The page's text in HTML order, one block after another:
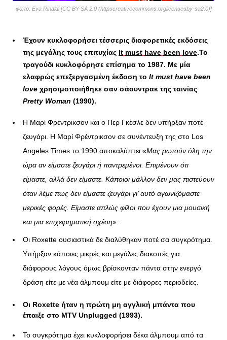
φωτο: Eva Rinaldi [CC BY-SA 2.0 (httpscreativecommons.orglicensesby-sa2.0)]
Έχουν κυκλοφορήσει τέσσερις διαφορετικές εκδόσεις
της μεγάλης τους επιτυχίας It must have been love.Το
τραγούδι κυκλοφόρησε επίσημα το 1987. Με μία
ελαφρώς επεξεργασμένη έκδοση το It must have been
love χρησιμοποιήθηκε σαν σάουντρακ της ταινίας
Pretty Woman (1990).
Η Μαρί Φρέντρικσον και ο Περ Γκέσλε δεν υπήρξαν ποτέ
ζευγάρι. Η Μαρί Φρέντρικσον σε συνέντευξη της στο Los
Angeles Times το 1990 αποκαλύπτει «Μας ρωτούν όλη την
ώρα αν είμαστε ζευγάρι ή παντρεμένοι. Επιμένουν ότι
είμαστε, αλλά δεν είμαστε. Κάποιοι μάλλον δεν μας πιστεύουν
όταν λέμε πως δεν είμαστε ζευγάρι γι’ αυτό αγωνιζόμαστε
μερικές φορές. Είμαστε απλώς φίλοι που έχουν μια μουσική
και μια επιχειρηματική σχέση».
Οι Roxette ουσιαστικά δε διαλύθηκαν ποτέ σα συγκρότημα.
Υπήρξαν κάποιες μικρές και μεγάλες διακοπές για
διάφορους λόγους όμως βρίσκονταν πάντα στην ενεργό
δράση είτε με νέα άλμπουμ είτε με διάφορες περιοδείες.
Οι Roxette ήταν η πρώτη μη αγγλική μπάντα που
έπαιξε στο MTV Unplugged (1993).
Το συγκρότημα έχει κυκλοφορήσει δέκα άλμπουμ από τα